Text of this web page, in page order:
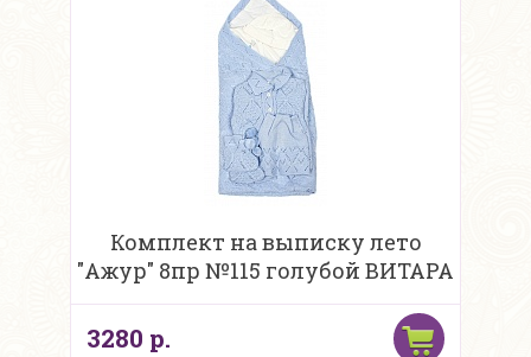
Комплект на выписку лето
"Ажур" 8пр №115 голубой ВИТАРА
3280 р.